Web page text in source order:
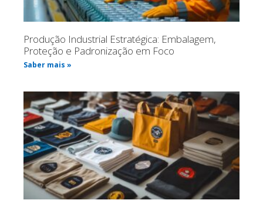
Produção Industrial Estratégica: Embalagem,
Proteção e Padronização em Foco
Saber mais »